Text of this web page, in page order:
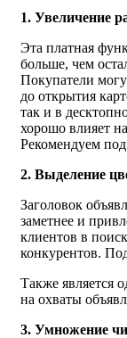
1. Увеличение
Эта платная
больше, чем
Покупатели
до открытия
так и в
хорошо влияет
Рекомендуем
2. Выделение
Заголовок
заметнее и
клиентов в
конкурентов.
Также является
на охваты
3. Умножение